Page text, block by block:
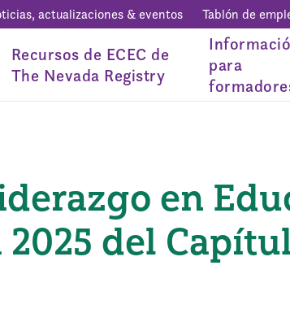
actualizaciones & eventos Tablón de
Recursos de ECEC de
The Nevada Registry
para
en
del